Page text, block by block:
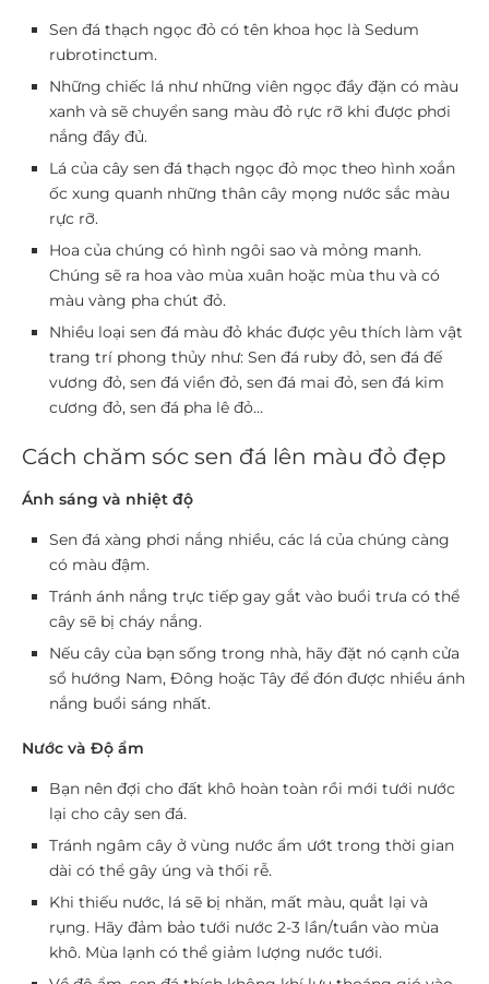
Sen đá thạch ngọc đỏ có tên khoa học là Sedum
rubrotinctum.
Những chiếc lá như những viên ngọc đầy đặn có màu
xanh và sẽ chuyển sang màu đỏ rực rỡ khi được phơi
nắng đầy đủ.
Lá của cây sen đá thạch ngọc đỏ mọc theo hình xoắn
ốc xung quanh những thân cây mọng nước sắc màu
rực rỡ.
Hoa của chúng có hình ngôi sao và mỏng manh.
Chúng sẽ ra hoa vào mùa xuân hoặc mùa thu và có
màu vàng pha chút đỏ.
Nhiều loại sen đá màu đỏ khác được yêu thích làm vật
trang trí phong thủy như: Sen đá ruby đỏ, sen đá đế
vương đỏ, sen đá viền đỏ, sen đá mai đỏ, sen đá kim
cương đỏ, sen đá pha lê đỏ…
Cách chăm sóc sen đá lên màu đỏ đẹp
Ánh sáng và nhiệt độ
Sen đá xàng phơi nắng nhiều, các lá của chúng càng
có màu đậm.
Tránh ánh nắng trực tiếp gay gắt vào buổi trưa có thể
cây sẽ bị cháy nắng.
Nếu cây của bạn sống trong nhà, hãy đặt nó cạnh cửa
sổ hướng Nam, Đông hoặc Tây để đón được nhiều ánh
nắng buổi sáng nhất.
Nước và Độ ẩm
Bạn nên đợi cho đất khô hoàn toàn rồi mới tưới nước
lại cho cây sen đá.
Tránh ngâm cây ở vùng nước ẩm ướt trong thời gian
dài có thể gây úng và thối rễ.
Khi thiếu nước, lá sẽ bị nhăn, mất màu, quắt lại và
rụng. Hãy đảm bảo tưới nước 2-3 lần/tuần vào mùa
khô. Mùa lạnh có thể giảm lượng nước tưới.